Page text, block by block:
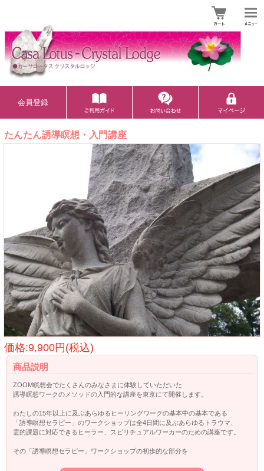
会員登録
たんたん誘導瞑想・入門講座
価格:9,900円(税込)
商品説明
ZOOM瞑想会でたくさんのみなさまに体験していただいた
誘導瞑想ワークのメソッドの入門的な講座を東京にて開催します。
わたしの15年以上に及ぶあらゆるヒーリングワークの基本中の基本である
「誘導瞑想セラピー」のワークショップは全4日間に及ぶあらゆるトラウマ、
霊的課題に対応できるヒーラー、スピリチュアルワーカーのための講座です。
その「誘導瞑想セラピー」ワークショップの初歩的な部分を